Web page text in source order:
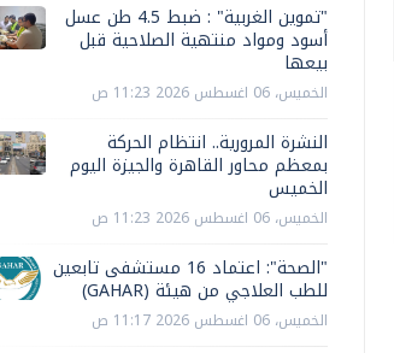
"تموين الغربية" : ضبط 4.5 طن عسل
أسود ومواد منتهية الصلاحية قبل
بيعها
الخميس، 06 اغسطس 2026 11:23 ص
النشرة المرورية.. انتظام الحركة
بمعظم محاور القاهرة والجيزة اليوم
الخميس
الخميس، 06 اغسطس 2026 11:23 ص
"الصحة": اعتماد 16 مستشفى تابعين
للطب العلاجي من هيئة (GAHAR)
الخميس، 06 اغسطس 2026 11:17 ص